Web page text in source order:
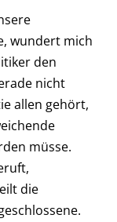
wundert mich
den
nicht
allen gehört,
müsse.
die